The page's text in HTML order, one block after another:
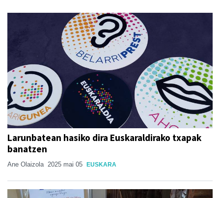
Larunbatean hasiko dira Euskaraldirako txapak
banatzen
Ane Olaizola 2025 mai 05 EUSKARA